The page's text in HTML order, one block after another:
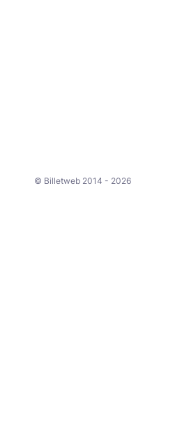
© Billetweb 2014 - 2026